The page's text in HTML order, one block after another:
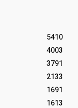
5410
4003
3791
2133
1691
1613